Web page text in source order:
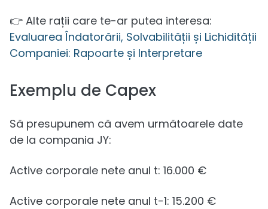
👉 Alte rații care te-ar putea interesa:
Evaluarea Îndatorării, Solvabilității și Lichidității
Companiei: Rapoarte și Interpretare
Exemplu de Capex
Să presupunem că avem următoarele date
de la compania JY:
Active corporale nete anul t: 16.000 €
Active corporale nete anul t-1: 15.200 €